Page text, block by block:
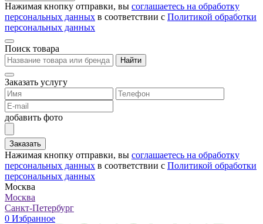
Нажимая кнопку отправки, вы соглашаетесь на обработку
персональных данных в соответствии с Политикой обработки
персональных данных
Поиск товара
Найти
Заказать услугу
добавить фото
Заказать
Нажимая кнопку отправки, вы соглашаетесь на обработку
персональных данных в соответствии с Политикой обработки
персональных данных
Москва
Москва
Санкт-Петербург
0 Избранное